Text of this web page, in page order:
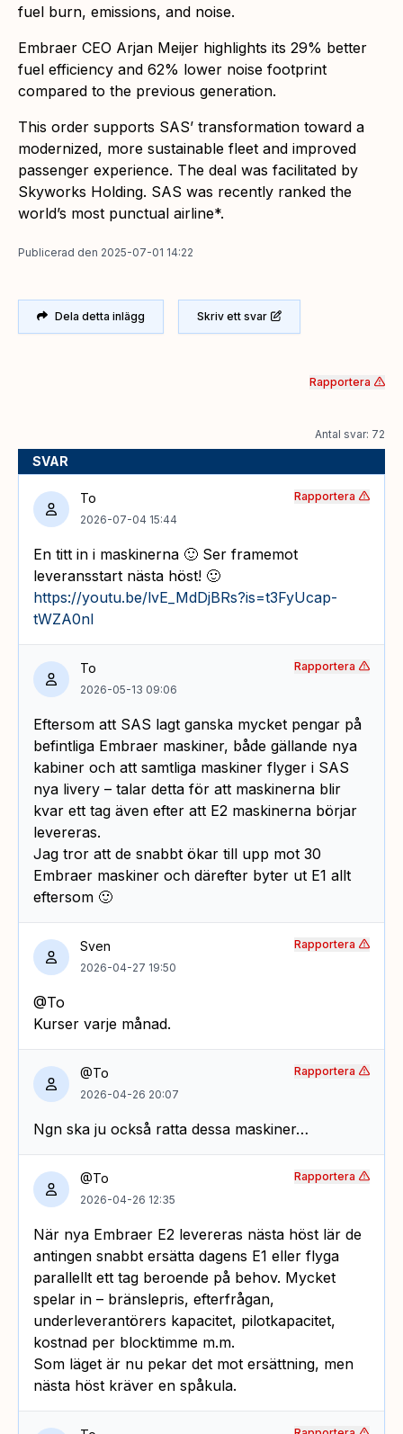
fuel burn, emissions, and noise.
Embraer CEO Arjan Meijer highlights its 29% better
fuel efficiency and 62% lower noise footprint
compared to the previous generation.
This order supports SAS’ transformation toward a
modernized, more sustainable fleet and improved
passenger experience. The deal was facilitated by
Skyworks Holding. SAS was recently ranked the
world’s most punctual airline*.
Publicerad den 2025-07-01 14:22
Dela detta inlägg Skriv ett svar
Rapportera
Antal svar: 72
SVAR
To
2026-07-04 15:44
En titt in i maskinerna 🙂 Ser framemot
leveransstart nästa höst! 🙂
https://youtu.be/lvE_MdDjBRs?is=t3FyUcap-
tWZA0nl
Rapportera
To
2026-05-13 09:06
Eftersom att SAS lagt ganska mycket pengar på
befintliga Embraer maskiner, både gällande nya
kabiner och att samtliga maskiner flyger i SAS
nya livery – talar detta för att maskinerna blir
kvar ett tag även efter att E2 maskinerna börjar
levereras.
Jag tror att de snabbt ökar till upp mot 30
Embraer maskiner och därefter byter ut E1 allt
eftersom 🙂
Rapportera
Sven
2026-04-27 19:50
@To
Kurser varje månad.
Rapportera
@To
2026-04-26 20:07
Ngn ska ju också ratta dessa maskiner…
Rapportera
@To
2026-04-26 12:35
När nya Embraer E2 levereras nästa höst lär de
antingen snabbt ersätta dagens E1 eller flyga
parallellt ett tag beroende på behov. Mycket
spelar in – bränslepris, efterfrågan,
underleverantörers kapacitet, pilotkapacitet,
kostnad per blocktimme m.m.
Som läget är nu pekar det mot ersättning, men
nästa höst kräver en spåkula.
Rapportera